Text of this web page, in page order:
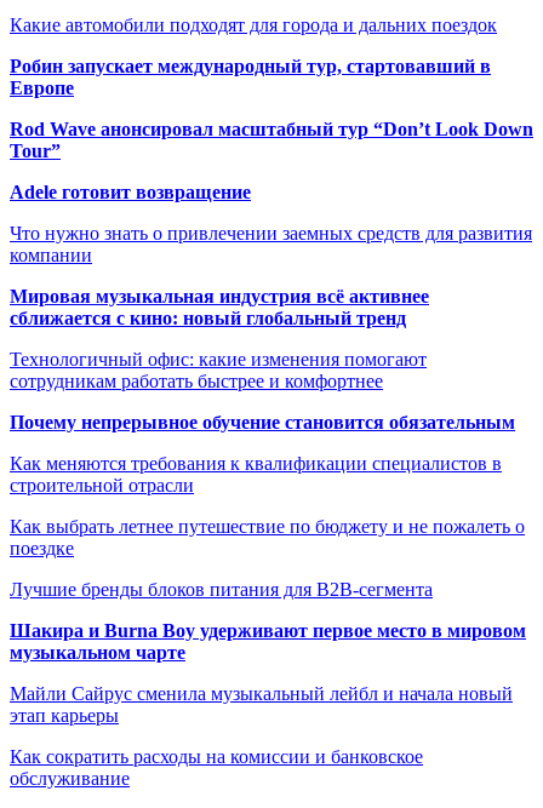
Какие автомобили подходят для города и дальних поездок
Робин запускает международный тур, стартовавший в
Европе
Rod Wave анонсировал масштабный тур “Don’t Look Down
Tour”
Adele готовит возвращение
Что нужно знать о привлечении заемных средств для развития
компании
Мировая музыкальная индустрия всё активнее
сближается с кино: новый глобальный тренд
Технологичный офис: какие изменения помогают
сотрудникам работать быстрее и комфортнее
Почему непрерывное обучение становится обязательным
Как меняются требования к квалификации специалистов в
строительной отрасли
Как выбрать летнее путешествие по бюджету и не пожалеть о
поездке
Лучшие бренды блоков питания для B2B-сегмента
Шакира и Burna Boy удерживают первое место в мировом
музыкальном чарте
Майли Сайрус сменила музыкальный лейбл и начала новый
этап карьеры
Как сократить расходы на комиссии и банковское
обслуживание